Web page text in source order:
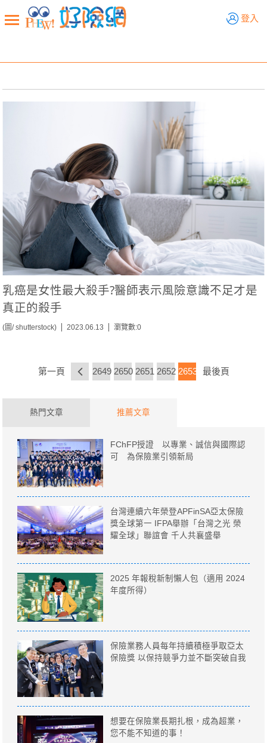
登入
乳癌是女性最大殺手?醫師表示風險意識不足才是
真正的殺手
(圖/ shutterstock) 2023.06.13 瀏覽數:0
第一頁 2649 2650 2651 2652 2653 最後頁
熱門文章 推薦文章
FChFP授證 以專業、誠信與國際認
可 為保險業引領新局
台灣連續六年榮登APFinSA亞太保險
獎全球第一 IFPA舉辦「台灣之光 榮
耀全球」聯誼會 千人共襄盛舉
2025 年報稅新制懶人包（適用 2024
年度所得）
保險業務人員每年持續積極爭取亞太
保險獎 以保持競爭力並不斷突破自我
想要在保險業長期扎根，成為超業，
您不能不知道的事！